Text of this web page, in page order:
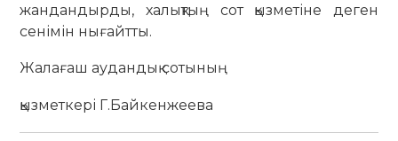
жандандырды, халықтың сот қызметіне деген
сенімін нығайтты.
Жалағаш аудандық сотының
қызметкері Г.Байкенжеева